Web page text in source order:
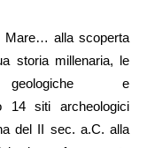
Mare… alla scoperta
storia millenaria, le
geologiche e
14 siti archeologici
del II sec. a.C. alla